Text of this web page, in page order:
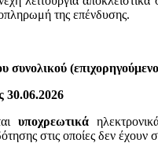
της επένδυσης.
συνολικού
30.06.2026
υποχρεωτικά
στις οποίες δεν